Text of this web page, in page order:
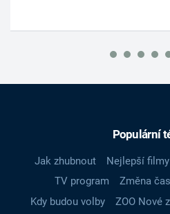
Populární
Jak zhubnout Nejlepší
TV program
Změna
Kdy budou volby
ZOO Nové